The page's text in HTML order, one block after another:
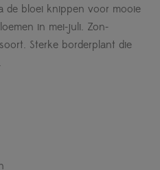
de bloei knippen voor mooie
in mei-juli. Zon-
Sterke borderplant die